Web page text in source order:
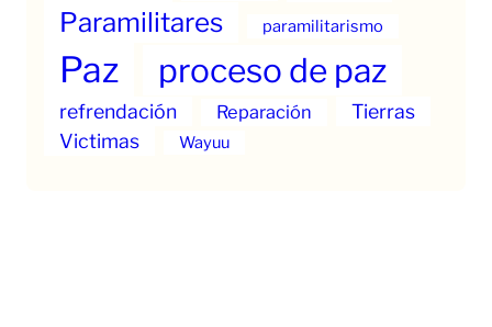
Paramilitares paramilitarismo
Paz proceso de paz
refrendación Reparación
Tierras
Victimas
Wayuu